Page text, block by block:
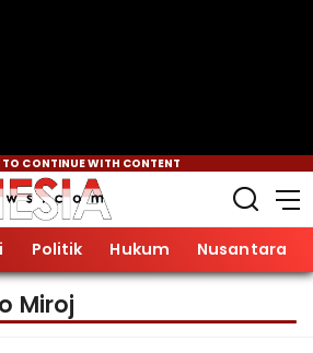
TO CONTINUE WITH CONTENT
Politik Hukum Nusantara
Miroj